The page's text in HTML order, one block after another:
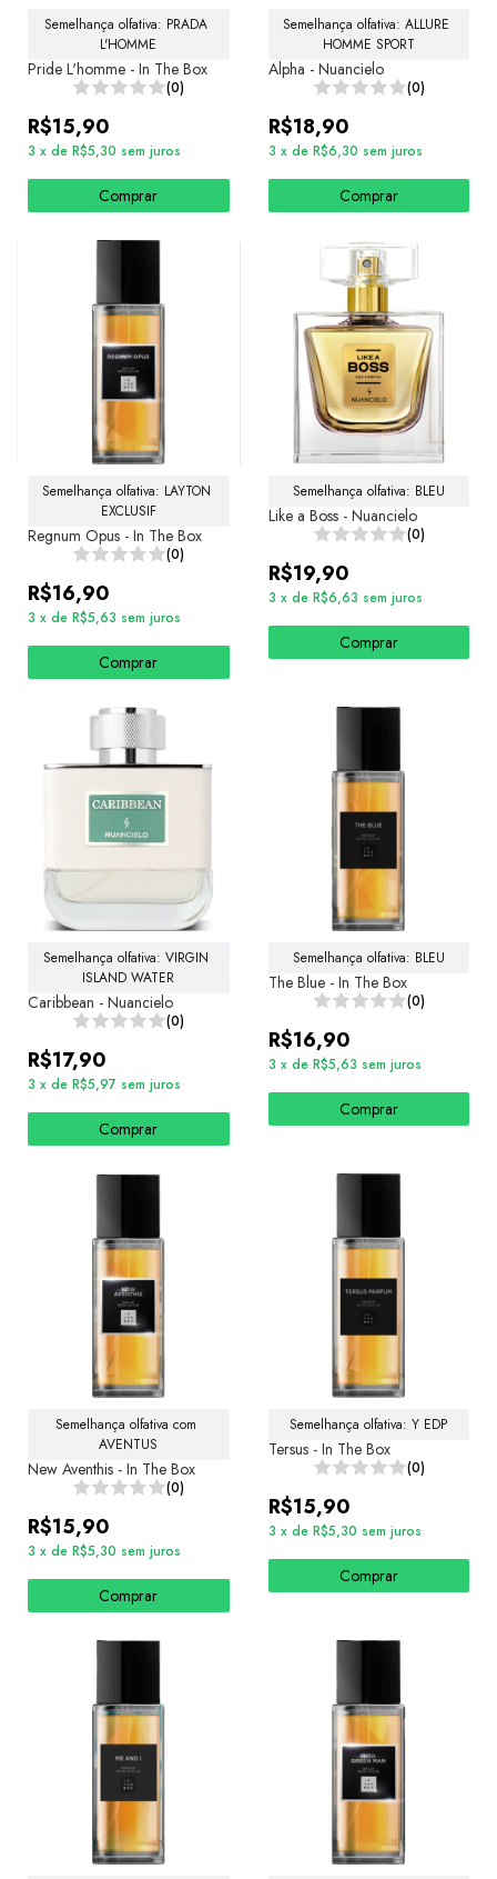
Semelhança olfativa: PRADA
L'HOMME
Pride L'homme - In The Box
(0)
R$15,90
3 x de R$5,30 sem juros
Comprar
Semelhança olfativa: ALLURE
HOMME SPORT
Alpha - Nuancielo
(0)
R$18,90
3 x de R$6,30 sem juros
Comprar
Semelhança olfativa: LAYTON
EXCLUSIF
Regnum Opus - In The Box
(0)
R$16,90
3 x de R$5,63 sem juros
Comprar
Semelhança olfativa: BLEU
Like a Boss - Nuancielo
(0)
R$19,90
3 x de R$6,63 sem juros
Comprar
Semelhança olfativa: VIRGIN
ISLAND WATER
Caribbean - Nuancielo
(0)
R$17,90
3 x de R$5,97 sem juros
Comprar
Semelhança olfativa: BLEU
The Blue - In The Box
(0)
R$16,90
3 x de R$5,63 sem juros
Comprar
Semelhança olfativa com
AVENTUS
New Aventhis - In The Box
(0)
R$15,90
3 x de R$5,30 sem juros
Comprar
Semelhança olfativa: Y EDP
Tersus - In The Box
(0)
R$15,90
3 x de R$5,30 sem juros
Comprar